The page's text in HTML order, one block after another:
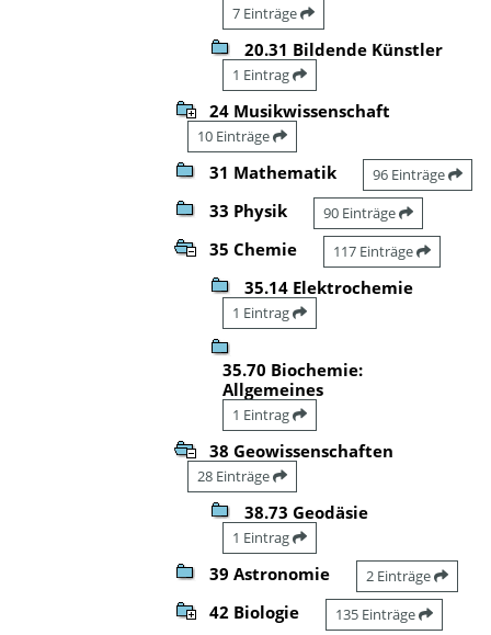
7 Einträge
20.31 Bildende Künstler
1 Eintrag
24 Musikwissenschaft
10 Einträge
31 Mathematik 96 Einträge
33 Physik 90 Einträge
35 Chemie 117 Einträge
35.14 Elektrochemie
1 Eintrag
35.70 Biochemie:
Allgemeines
1 Eintrag
38 Geowissenschaften
28 Einträge
38.73 Geodäsie
1 Eintrag
39 Astronomie 2 Einträge
42 Biologie 135 Einträge